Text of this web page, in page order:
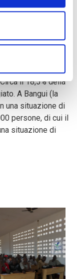
per soddisfare
insicurezza
di persone
il 18,5% della
A Bangui (la
una situazione di
persone, di cui il
situazione di